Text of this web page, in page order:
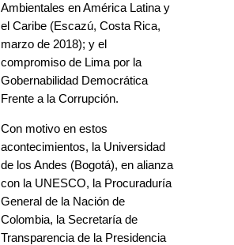
Ambientales en América Latina y
el Caribe (Escazú, Costa Rica,
marzo de 2018); y el
compromiso de Lima por la
Gobernabilidad Democrática
Frente a la Corrupción.
Con motivo en estos
acontecimientos, la Universidad
de los Andes (Bogotá), en alianza
con la UNESCO, la Procuraduría
General de la Nación de
Colombia, la Secretaría de
Transparencia de la Presidencia